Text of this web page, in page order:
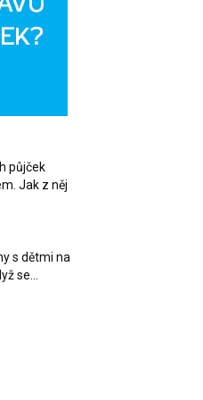
půjček
Jak z něj
s dětmi na
se...